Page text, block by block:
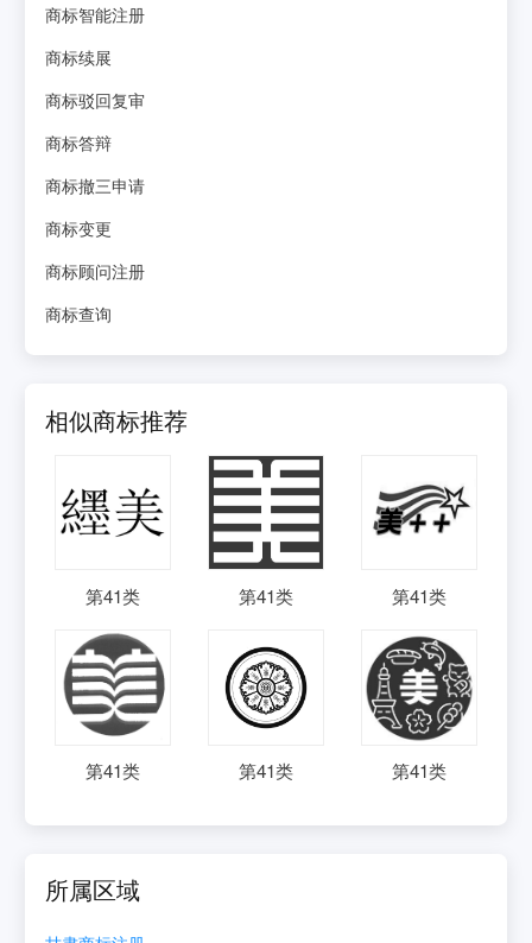
商标智能注册
商标续展
商标驳回复审
商标答辩
商标撤三申请
商标变更
商标顾问注册
商标查询
相似商标推荐
第41类 第41类 第41类
第41类 第41类 第41类
所属区域